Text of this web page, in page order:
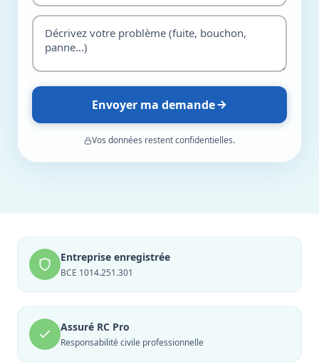
Envoyer ma demande
Vos données restent confidentielles.
Entreprise enregistrée
BCE 1014.251.301
Assuré RC Pro
Responsabilité civile professionnelle